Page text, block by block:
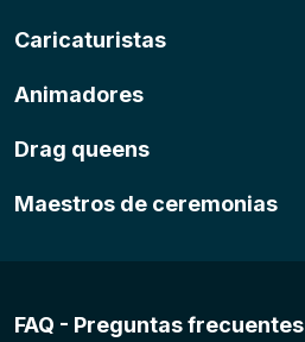
Caricaturistas
Animadores
Drag queens
Maestros de ceremonias
FAQ - Preguntas frecuentes